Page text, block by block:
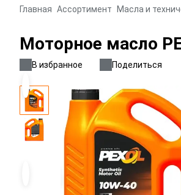
Главная Ассортимент Масла и
Моторное масло
В избранное Поделиться